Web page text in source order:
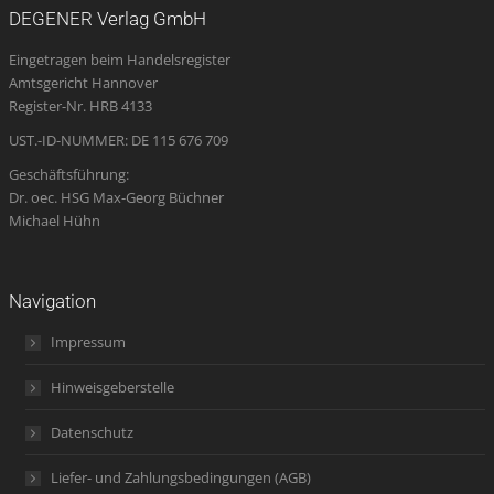
new
window
new
window
new
window
opens
in
new
new
DEGENER Verlag GmbH
Eingetragen beim Handelsregister
Amtsgericht Hannover
Register-Nr. HRB 4133
UST.-ID-NUMMER: DE 115 676 709
Geschäftsführung:
Dr. oec. HSG Max-Georg Büchner
Michael Hühn
Navigation
Impressum
Hinweisgeberstelle
Datenschutz
Liefer- und Zahlungsbedingungen (AGB)